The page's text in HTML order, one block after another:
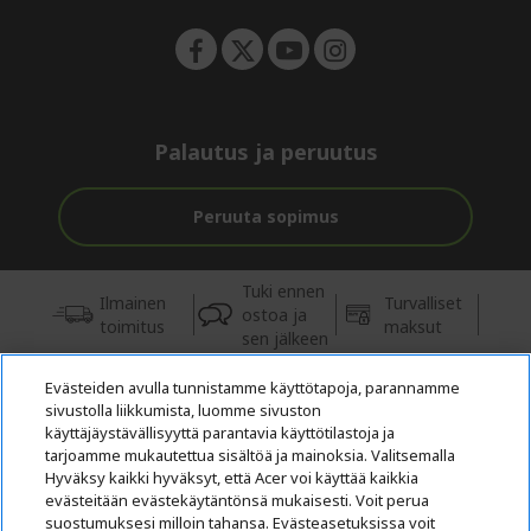
Palautus ja peruutus
Peruuta sopimus
Ilmainen
toimitus
Tuki ennen
ostoa ja
sen jälkeen
Turvalliset
maksut
© 2026 Acer Inc.
Tästä kaupasta ostettavien tuotteiden ja palvelujen valtuutettu
jälleenmyyjä on CPYou BV.
Evästeiden avulla tunnistamme käyttötapoja, parannamme
sivustolla liikkumista, luomme sivuston
käyttäjäystävällisyyttä parantavia käyttötilastoja ja
tarjoamme mukautettua sisältöä ja mainoksia. Valitsemalla
Hyväksy kaikki hyväksyt, että Acer voi käyttää kaikkia
evästeitään evästekäytäntönsä mukaisesti. Voit perua
suostumuksesi milloin tahansa. Evästeasetuksissa voit